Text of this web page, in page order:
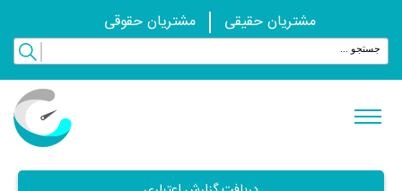
مشتریان حقیقی مشتریان حقوقی